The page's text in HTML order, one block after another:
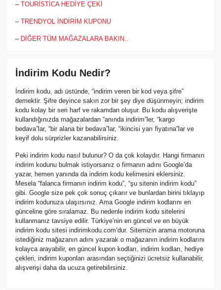
– TOURİSTİCA HEDİYE ÇEKİ
– TRENDYOL İNDİRİM KUPONU
– DİĞER TÜM MAĞAZALARA BAKIN..
İndirim Kodu Nedir?
İndirim kodu, adı üstünde, “indirim veren bir kod veya şifre”
demektir. Şifre deyince sakın zor bir şey diye düşünmeyin; indirim
kodu kolay bir seri harf ve rakamdan oluşur. Bu kodu alışverişte
kullandığınızda mağazalardan “anında indirim”ler, “kargo
bedava”lar, “bir alana bir bedava”lar, “ikincisi yarı fiyatına”lar ve
keyif dolu sürprizler kazanabilirsiniz.
Peki indirim kodu nasıl bulunur? O da çok kolaydır. Hangi firmanın
indirim kodunu bulmak istiyorsanız o firmanın adını Google’da
yazar, hemen yanında da indirim kodu kelimesini eklersiniz.
Mesela “falanca firmanın indirim kodu”, “şu sitenin indirim kodu”
gibi. Google size pek çok sonuç çıkarır ve bunlardan birini tıklayıp
indirim kodunuza ulaşırsınız. Ama Google indirim kodlarını en
günceline göre sıralamaz. Bu nedenle indirim kodu sitelerini
kullanmanız tavsiye edilir. Türkiye’nin en güncel ve en büyük
indirim kodu sitesi indirimkodu.com’dur. Sitemizin arama motoruna
istediğiniz mağazanın adını yazarak o mağazanın indirim kodlarını
kolayca arayabilir, en güncel kupon kodları, indirim kodları, hediye
çekleri, indirim kuponları arasından seçtiğinizi ücretsiz kullanabilir,
alışverişi daha da ucuza getirebilirsiniz.